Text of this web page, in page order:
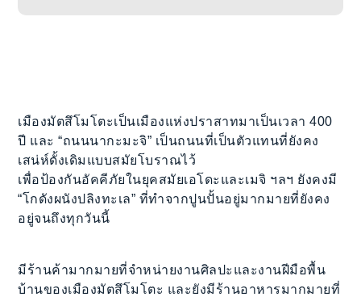
เมืองมัตสึโมโตะเป็นเมืองแห่งปราสาทมาเป็นเวลา 400
ปี และ “ถนนนากะมะจิ” เป็นถนนที่เป็นตัวแทนที่ยังคง
เสน่ห์ดั้งเดิมแบบสมัยโบราณไว้
เพื่อป้องกันอัคคีภัยในยุคสมัยเอโดะและเมจิ ฯลฯ ยังคงมี
“โกดังผนังปลิงทะเล” ที่ทำจากปูนปั้นอยู่มากมายที่ยังคง
อยู่จนถึงทุกวันนี้
มีร้านค้ามากมายที่จำหน่ายงานศิลปะและงานฝีมือพื้น
บ้านของเมืองมัตสึโมโตะ และยังมีร้านอาหารมากมายที่